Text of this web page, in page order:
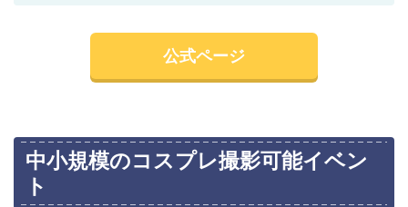
公式ページ
中小規模のコスプレ撮影可能イベン
ト